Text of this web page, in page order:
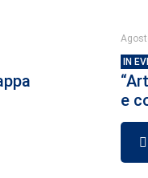
IN
e